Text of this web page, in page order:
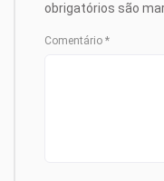
obrigatórios são
Comentário *